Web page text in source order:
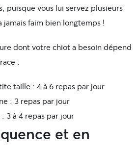
puisque vous lui servez plusieurs
jamais faim bien longtemps !
dont votre chiot a besoin dépend
:
taille : 4 à 6 repas par jour
: 3 repas par jour
: 3 à 4 repas par jour
et en